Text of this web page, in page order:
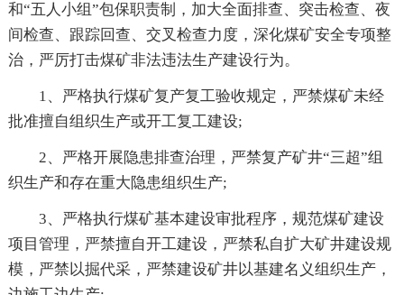
和“五人小组”包保职责制，加大全面排查、突击检查、夜
间检查、跟踪回查、交叉检查力度，深化煤矿安全专项整
治，严厉打击煤矿非法违法生产建设行为。
1、严格执行煤矿复产复工验收规定，严禁煤矿未经
批准擅自组织生产或开工复工建设;
2、严格开展隐患排查治理，严禁复产矿井“三超”组
织生产和存在重大隐患组织生产;
3、严格执行煤矿基本建设审批程序，规范煤矿建设
项目管理，严禁擅自开工建设，严禁私自扩大矿井建设规
模，严禁以掘代采，严禁建设矿井以基建名义组织生产，